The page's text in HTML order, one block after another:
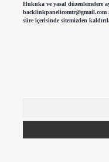
Hukuka ve yasal düzenlemelere
backlinkpanelicomtr@gmail.com
süre içerisinde sitemizden